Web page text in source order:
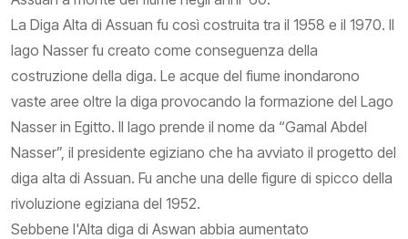
La Diga Alta di Assuan fu così costruita tra il 1958 e il 1970. Il
lago Nasser fu creato come conseguenza della
costruzione della diga. Le acque del fiume inondarono
vaste aree oltre la diga provocando la formazione del Lago
Nasser in Egitto. Il lago prende il nome da “Gamal Abdel
Nasser”, il presidente egiziano che ha avviato il progetto del
diga alta di Assuan. Fu anche una delle figure di spicco della
rivoluzione egiziana del 1952.
Sebbene l'Alta diga di Aswan abbia aumentato